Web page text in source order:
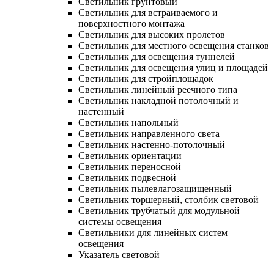
Светильник для встраиваемого и
поверхностного монтажа
Светильник для высоких пролетов
Светильник для местного освещения станков
Светильник для освещения туннелей
Светильник для освещения улиц и площадей
Светильник для стройплощадок
Светильник линейный реечного типа
Светильник накладной потолочный и
настенный
Светильник напольный
Светильник направленного света
Светильник настенно-потолочный
Светильник ориентации
Светильник переносной
Светильник подвесной
Светильник пылевлагозащищенный
Светильник торшерный, столбик световой
Светильник трубчатый для модульной
системы освещения
Светильники для линейных систем
освещения
Указатель световой